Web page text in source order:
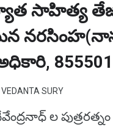
సాహిత్య
VEDANTA SURY
ల పుత్రరత్నం